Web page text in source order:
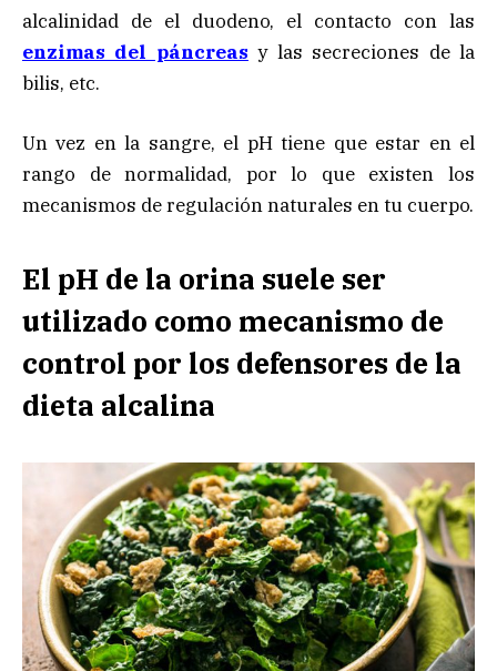
alcalinidad de el duodeno, el contacto con las
enzimas del páncreas y las secreciones de la
bilis, etc.
Un vez en la sangre, el pH tiene que estar en el
rango de normalidad, por lo que existen los
mecanismos de regulación naturales en tu cuerpo.
El pH de la orina suele ser
utilizado como mecanismo de
control por los defensores de la
dieta alcalina